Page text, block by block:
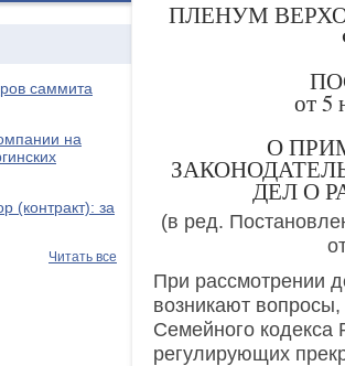
ПЛЕНУМ
от 5
О
ДЕЛ О
(в ред.
При рассмотрении
возникают
Семейного кодекса
регулирующих
саммита
на
(контракт): за
Читать все